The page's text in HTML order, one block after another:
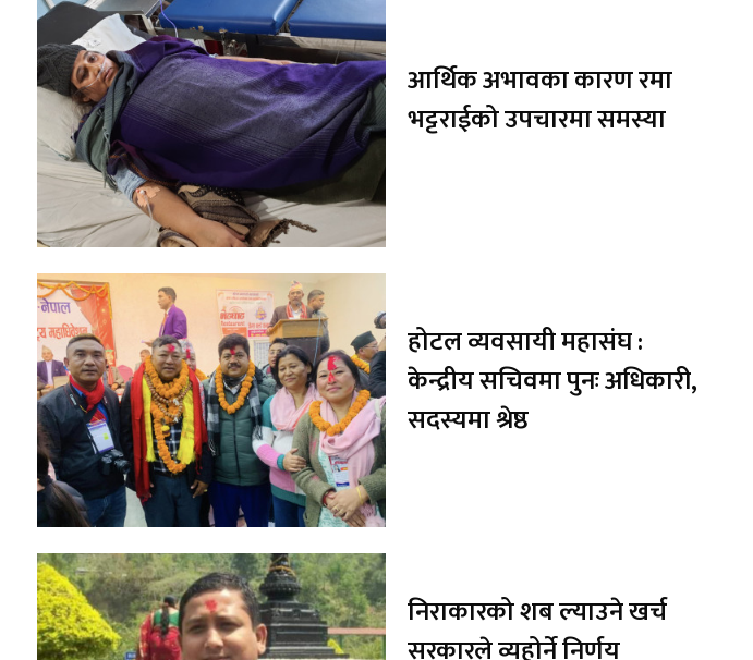
आर्थिक अभावका कारण रमा
भट्टराईको उपचारमा समस्या
होटल व्यवसायी महासंघ :
केन्द्रीय सचिवमा पुनः अधिकारी,
सदस्यमा श्रेष्ठ
निराकारको शब ल्याउने खर्च